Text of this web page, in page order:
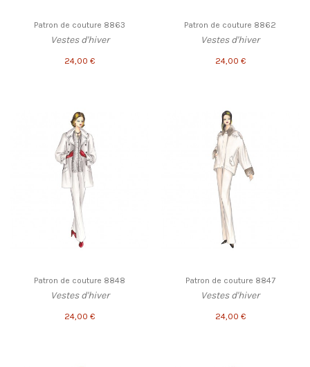
Patron de couture 8863
Vestes d'hiver
24,00 €
Patron de couture 8862
Vestes d'hiver
24,00 €
Patron de couture 8848
Vestes d'hiver
24,00 €
Patron de couture 8847
Vestes d'hiver
24,00 €